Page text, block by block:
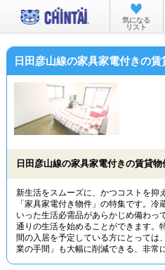
お部屋
沿
物
気になる
リスト
日田彦山線の家具家電付きの
日田彦山線の家具家電付きの賃貸物
新生活をスムーズに、かつコストを抑
「家具家電付き物件」の特集です。冷
いった生活必需品があらかじめ備わっ
通りの生活を始めることができます。
間の入居を予定している方にとっては
業の手間」も大幅に削減できる、非常